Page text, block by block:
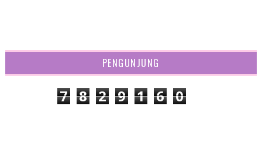
PENGUNJUNG
7 8 2 9 1 6 0